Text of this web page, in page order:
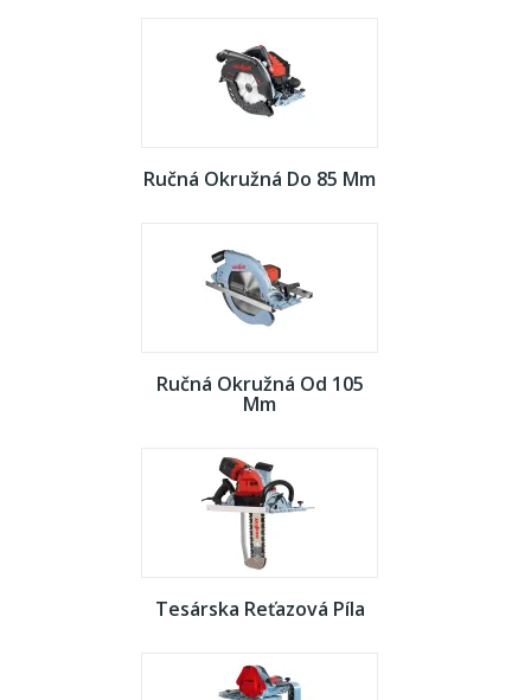
Ručná Okružná Do 85 Mm
Ručná Okružná Od 105
Mm
Tesárska Reťazová Píla